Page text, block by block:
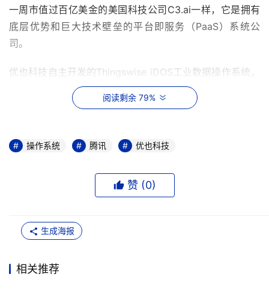
一周市值过百亿美金的美国科技公司C3.ai一样，它是拥有
底层优势和巨大技术壁垒的平台即服务（PaaS）系统公
司。
优也科技自主开发的Thingswise iDOS工业数据操作系统，
是专注于复杂工业场景搭建，支持实际场景灵活变化的操作
系统，具有领先的数字孪生技术，低代码，100%云原生，
平台。它以数字孪生为核心，构建可持续延伸的数字工厂，
向下物联设备，向上承托智能应用。
Thingswise iDOS突破了传统工业应用基于“烟囱式”垂直应
配式数字化“能力，极大地提高了重用复用率，并在各功能
服务等新一代的技术，提供易开发、易实施的数字化应用。
阅读剩余 79%
操作系统 腾讯 优也科技
赞 (0)
生成海报
相关推荐